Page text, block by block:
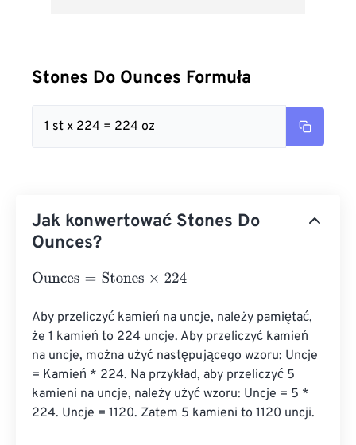
Stones Do Ounces Formuła
1 st x 224 = 224 oz
Jak konwertować Stones Do
Ounces?
Ounces= Stones×224
Aby przeliczyć kamień na uncje, należy pamiętać,
że 1 kamień to 224 uncje. Aby przeliczyć kamień
na uncje, można użyć następującego wzoru: Uncje
= Kamień * 224. Na przykład, aby przeliczyć 5
kamieni na uncje, należy użyć wzoru: Uncje = 5 *
224. Uncje = 1120. Zatem 5 kamieni to 1120 uncji.